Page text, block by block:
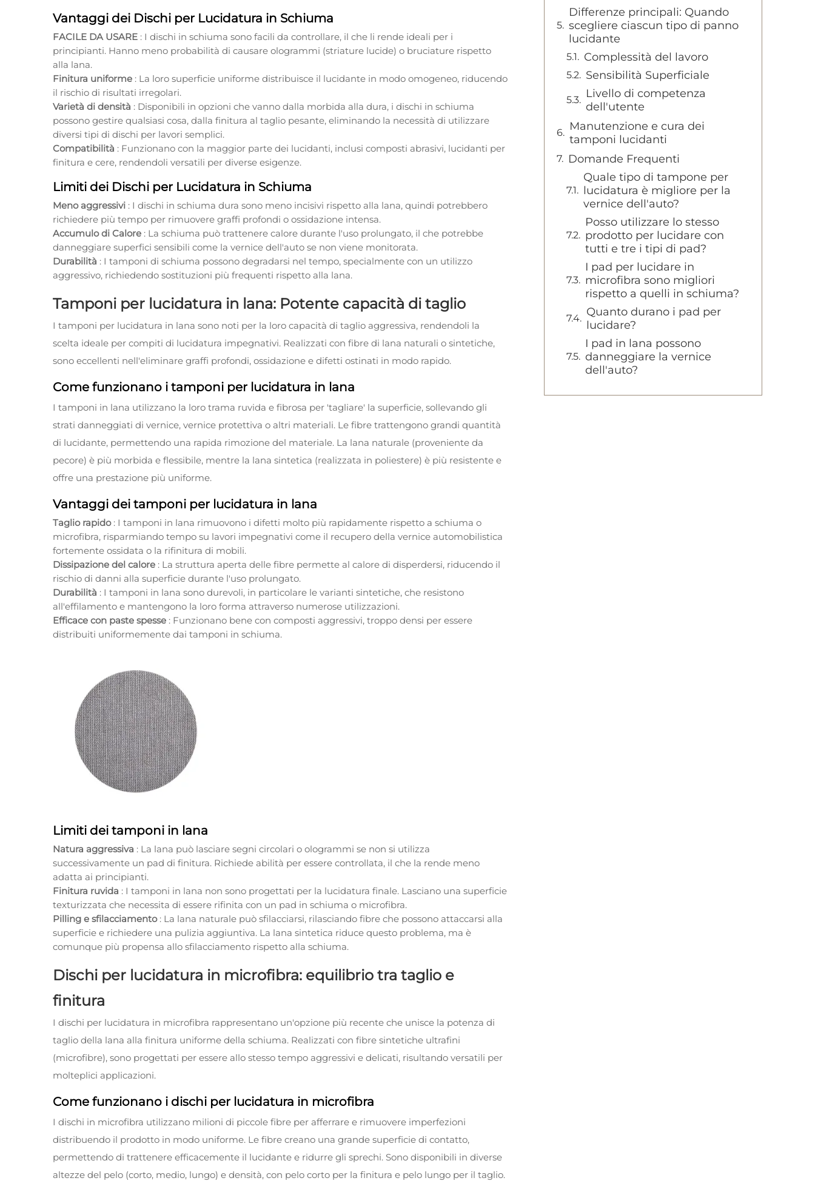
Vantaggi dei Dischi per Lucidatura in Schiuma
FACILE DA USARE : I dischi in schiuma sono facili da controllare, il che li rende ideali per i
principianti. Hanno meno probabilità di causare ologrammi (striature lucide) o bruciature rispetto
alla lana.
Finitura uniforme : La loro superficie uniforme distribuisce il lucidante in modo omogeneo, riducendo
il rischio di risultati irregolari.
Varietà di densità : Disponibili in opzioni che vanno dalla morbida alla dura, i dischi in schiuma
possono gestire qualsiasi cosa, dalla finitura al taglio pesante, eliminando la necessità di utilizzare
diversi tipi di dischi per lavori semplici.
Compatibilità : Funzionano con la maggior parte dei lucidanti, inclusi composti abrasivi, lucidanti per
finitura e cere, rendendoli versatili per diverse esigenze.
Limiti dei Dischi per Lucidatura in Schiuma
Meno aggressivi : I dischi in schiuma dura sono meno incisivi rispetto alla lana, quindi potrebbero
richiedere più tempo per rimuovere graffi profondi o ossidazione intensa.
Accumulo di Calore : La schiuma può trattenere calore durante l'uso prolungato, il che potrebbe
danneggiare superfici sensibili come la vernice dell'auto se non viene monitorata.
Durabilità : I tamponi di schiuma possono degradarsi nel tempo, specialmente con un utilizzo
aggressivo, richiedendo sostituzioni più frequenti rispetto alla lana.
Tamponi per lucidatura in lana: Potente capacità di taglio
I tamponi per lucidatura in lana sono noti per la loro capacità di taglio aggressiva, rendendoli la
scelta ideale per compiti di lucidatura impegnativi. Realizzati con fibre di lana naturali o sintetiche,
sono eccellenti nell'eliminare graffi profondi, ossidazione e difetti ostinati in modo rapido.
Come funzionano i tamponi per lucidatura in lana
I tamponi in lana utilizzano la loro trama ruvida e fibrosa per 'tagliare' la superficie, sollevando gli
strati danneggiati di vernice, vernice protettiva o altri materiali. Le fibre trattengono grandi quantità
di lucidante, permettendo una rapida rimozione del materiale. La lana naturale (proveniente da
pecore) è più morbida e flessibile, mentre la lana sintetica (realizzata in poliestere) è più resistente e
offre una prestazione più uniforme.
Vantaggi dei tamponi per lucidatura in lana
Taglio rapido : I tamponi in lana rimuovono i difetti molto più rapidamente rispetto a schiuma o
microfibra, risparmiando tempo su lavori impegnativi come il recupero della vernice automobilistica
fortemente ossidata o la rifinitura di mobili.
Dissipazione del calore : La struttura aperta delle fibre permette al calore di disperdersi, riducendo il
rischio di danni alla superficie durante l'uso prolungato.
Durabilità : I tamponi in lana sono durevoli, in particolare le varianti sintetiche, che resistono
all'effilamento e mantengono la loro forma attraverso numerose utilizzazioni.
Efficace con paste spesse : Funzionano bene con composti aggressivi, troppo densi per essere
distribuiti uniformemente dai tamponi in schiuma.
Limiti dei tamponi in lana
Natura aggressiva : La lana può lasciare segni circolari o ologrammi se non si utilizza
successivamente un pad di finitura. Richiede abilità per essere controllata, il che la rende meno
adatta ai principianti.
Finitura ruvida : I tamponi in lana non sono progettati per la lucidatura finale. Lasciano una superficie
texturizzata che necessita di essere rifinita con un pad in schiuma o microfibra.
Pilling e sfilacciamento : La lana naturale può sfilacciarsi, rilasciando fibre che possono attaccarsi alla
superficie e richiedere una pulizia aggiuntiva. La lana sintetica riduce questo problema, ma è
comunque più propensa allo sfilacciamento rispetto alla schiuma.
Dischi per lucidatura in microfibra: equilibrio tra taglio e
finitura
I dischi per lucidatura in microfibra rappresentano un'opzione più recente che unisce la potenza di
taglio della lana alla finitura uniforme della schiuma. Realizzati con fibre sintetiche ultrafini
(microfibre), sono progettati per essere allo stesso tempo aggressivi e delicati, risultando versatili per
molteplici applicazioni.
Come funzionano i dischi per lucidatura in microfibra
I dischi in microfibra utilizzano milioni di piccole fibre per afferrare e rimuovere imperfezioni
distribuendo il prodotto in modo uniforme. Le fibre creano una grande superficie di contatto,
permettendo di trattenere efficacemente il lucidante e ridurre gli sprechi. Sono disponibili in diverse
altezze del pelo (corto, medio, lungo) e densità, con pelo corto per la finitura e pelo lungo per il taglio.
Differenze principali: Quando
scegliere ciascun tipo di panno
lucidante
Complessità del lavoro
Sensibilità Superficiale
Livello di competenza
dell'utente
Manutenzione e cura dei
tamponi lucidanti
Domande Frequenti
Quale tipo di tampone per
lucidatura è migliore per la
vernice dell'auto?
Posso utilizzare lo stesso
prodotto per lucidare con
tutti e tre i tipi di pad?
I pad per lucidare in
microfibra sono migliori
rispetto a quelli in schiuma?
Quanto durano i pad per
lucidare?
I pad in lana possono
danneggiare la vernice
dell'auto?